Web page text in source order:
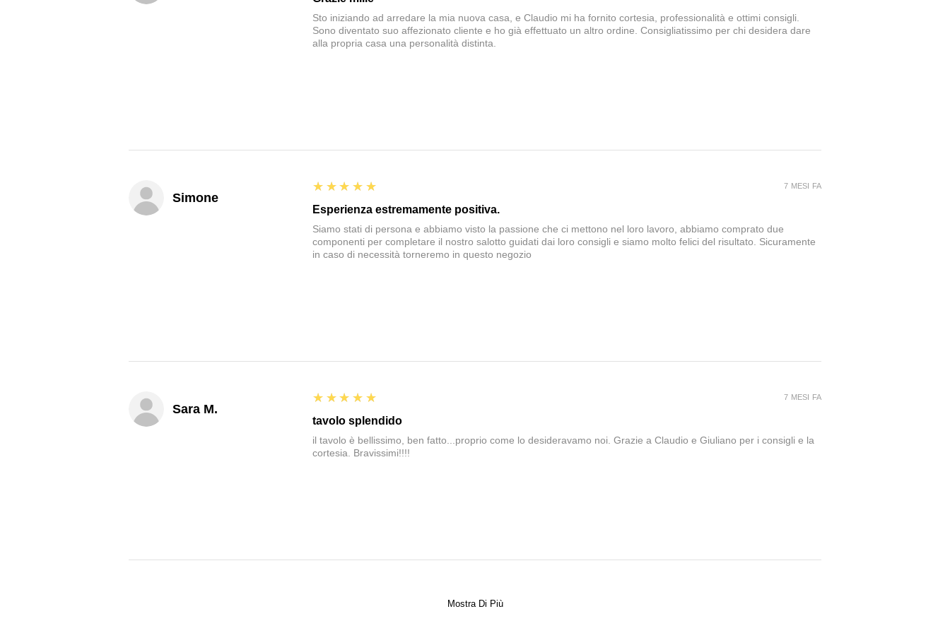
Sto iniziando ad arredare la mia nuova casa, e Claudio mi ha fornito cortesia, professionalità e ottimi consigli.
Sono diventato suo affezionato cliente e ho già effettuato un altro ordine. Consigliatissimo per chi desidera dare
alla propria casa una personalità distinta.
Simone
5
★★★★★
Esperienza estremamente positiva.
Siamo stati di persona e abbiamo visto la passione che ci mettono nel loro lavoro, abbiamo comprato due
componenti per completare il nostro salotto guidati dai loro consigli e siamo molto felici del risultato. Sicuramente
in caso di necessità torneremo in questo negozio
7 MESI FA
Sara M.
5
★★★★★
tavolo splendido
il tavolo è bellissimo, ben fatto...proprio come lo desideravamo noi. Grazie a Claudio e Giuliano per i consigli e la
cortesia. Bravissimi!!!!
7 MESI FA
Mostra Di Più